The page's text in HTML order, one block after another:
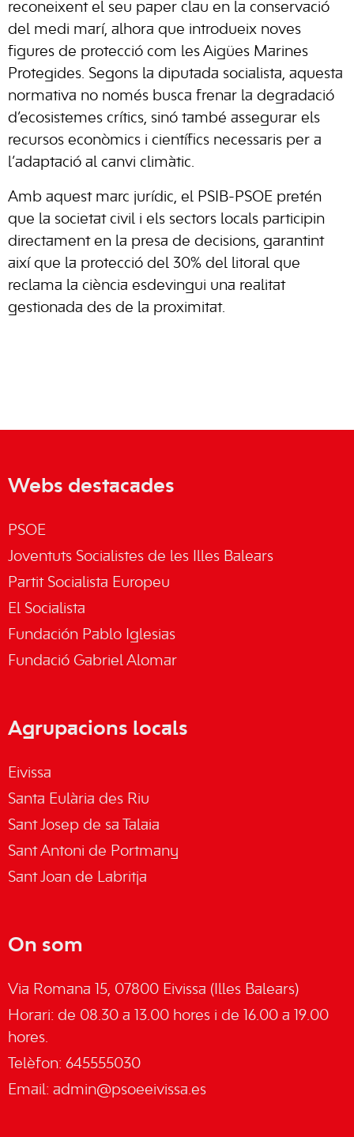
reconeixent el seu paper clau en la conservació
del medi marí, alhora que introdueix noves
figures de protecció com les Aigües Marines
Protegides. Segons la diputada socialista, aquesta
normativa no només busca frenar la degradació
d’ecosistemes crítics, sinó també assegurar els
recursos econòmics i científics necessaris per a
l’adaptació al canvi climàtic.
Amb aquest marc jurídic, el PSIB-PSOE pretén
que la societat civil i els sectors locals participin
directament en la presa de decisions, garantint
així que la protecció del 30% del litoral que
reclama la ciència esdevingui una realitat
gestionada des de la proximitat.
Webs destacades
PSOE
Joventuts Socialistes de les Illes Balears
Partit Socialista Europeu
El Socialista
Fundación Pablo Iglesias
Fundació Gabriel Alomar
Agrupacions locals
Eivissa
Santa Eulària des Riu
Sant Josep de sa Talaia
Sant Antoni de Portmany
Sant Joan de Labritja
On som
Via Romana 15, 07800 Eivissa (Illes Balears)
Horari: de 08.30 a 13.00 hores i de 16.00 a 19.00
hores.
Telèfon: 645555030
Email: admin@psoeeivissa.es